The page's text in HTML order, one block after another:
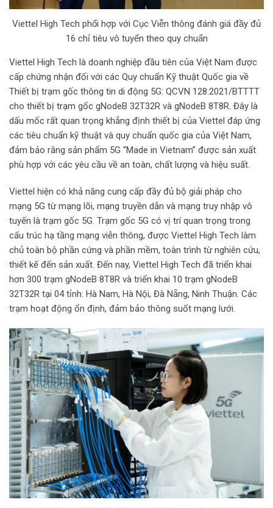
Viettel High Tech phối hợp với Cục Viễn thông đánh giá đầy đủ
16 chỉ tiêu vô tuyến theo quy chuẩn
Viettel High Tech là doanh nghiệp đầu tiên của Việt Nam được
cấp chứng nhận đối với các Quy chuẩn Kỹ thuật Quốc gia về
Thiết bị trạm gốc thông tin di động 5G: QCVN 128:2021/BTTTT
cho thiết bị trạm gốc gNodeB 32T32R và gNodeB 8T8R. Đây là
dấu mốc rất quan trọng khẳng định thiết bị của Viettel đáp ứng
các tiêu chuẩn kỹ thuật và quy chuẩn quốc gia của Việt Nam,
đảm bảo rằng sản phẩm 5G “Made in Vietnam” được sản xuất
phù hợp với các yêu cầu về an toàn, chất lượng và hiệu suất.
Viettel hiện có khả năng cung cấp đầy đủ bộ giải pháp cho
mạng 5G từ mạng lõi, mạng truyền dẫn và mạng truy nhập vô
tuyến là trạm gốc 5G. Trạm gốc 5G có vị trí quan trọng trong
cấu trúc hạ tầng mạng viễn thông, được Viettel High Tech làm
chủ toàn bộ phần cứng và phần mềm, toàn trình từ nghiên cứu,
thiết kế đến sản xuất. Đến nay, Viettel High Tech đã triển khai
hơn 300 trạm gNodeB 8T8R và triển khai 10 trạm gNodeB
32T32R tại 04 tỉnh: Hà Nam, Hà Nội, Đà Nẵng, Ninh Thuận. Các
trạm hoạt động ổn định, đảm bảo thông suốt mạng lưới.